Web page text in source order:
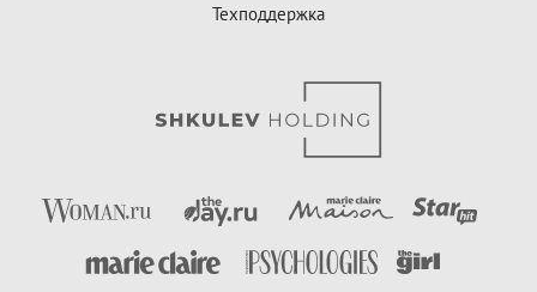
Техподдержка